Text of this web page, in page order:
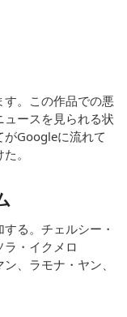
。この作品での悪
ースを見られる状
Googleに流れて
。
る。チェルシー・
・イクメロ
、ラモナ・ヤン、